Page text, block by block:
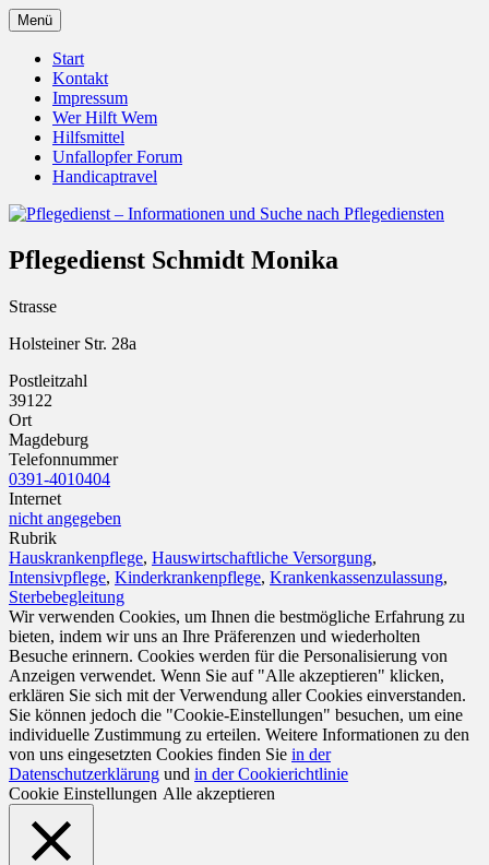
Zum
Inhalt
springen
Pflegedienst – Informationen
und Suche nach Pflegediensten
Unfallopfer – Hilfswerk
Menü
Start
Kontakt
Impressum
Wer Hilft Wem
Hilfsmittel
Unfallopfer Forum
Handicaptravel
Pflegedienst Schmidt Monika
Strasse
Holsteiner Str. 28a
Postleitzahl
39122
Ort
Magdeburg
Telefonnummer
0391-4010404
Internet
nicht angegeben
Rubrik
Hauskrankenpflege, Hauswirtschaftliche Versorgung,
Intensivpflege, Kinderkrankenpflege, Krankenkassenzulassung,
Sterbebegleitung
Wir verwenden Cookies, um Ihnen die bestmögliche Erfahrung zu
bieten, indem wir uns an Ihre Präferenzen und wiederholten
Besuche erinnern. Cookies werden für die Personalisierung von
Anzeigen verwendet. Wenn Sie auf "Alle akzeptieren" klicken,
erklären Sie sich mit der Verwendung aller Cookies einverstanden.
Sie können jedoch die "Cookie-Einstellungen" besuchen, um eine
individuelle Zustimmung zu erteilen. Weitere Informationen zu den
von uns eingesetzten Cookies finden Sie in der
Datenschutzerklärung und in der Cookierichtlinie
Cookie Einstellungen Alle akzeptieren